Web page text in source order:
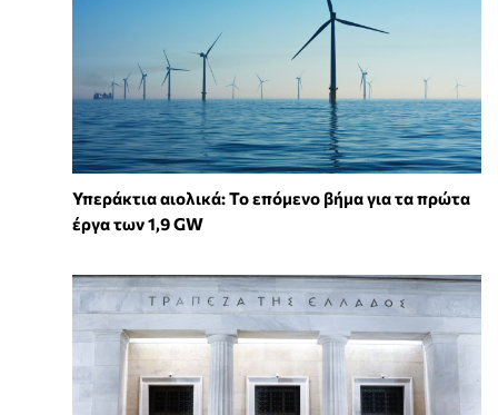
Υπεράκτια αιολικά: Το επόμενο βήμα για τα πρώτα
έργα των 1,9 GW